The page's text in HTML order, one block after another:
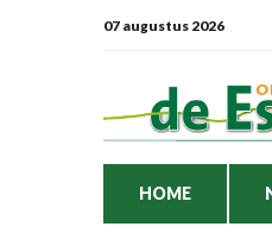
07 augustus 2026
HOME